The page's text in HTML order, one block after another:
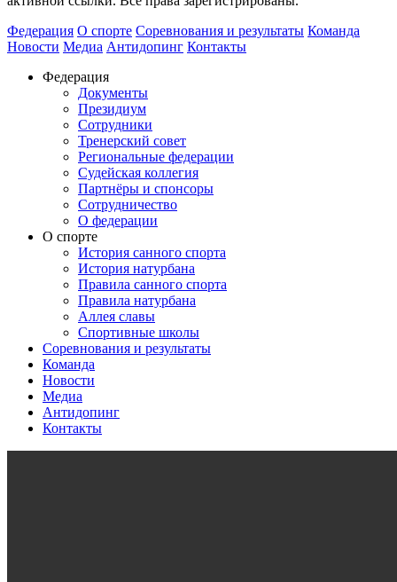
Федерация О спорте Соревнования и результаты Команда
Новости Медиа Антидопинг Контакты
Федерация
Документы
Президиум
Сотрудники
Тренерский совет
Региональные федерации
Судейская коллегия
Партнёры и спонсоры
Сотрудничество
О федерации
О спорте
История санного спорта
История натурбана
Правила санного спорта
Правила натурбана
Аллея славы
Спортивные школы
Соревнования и результаты
Команда
Новости
Медиа
Антидопинг
Контакты